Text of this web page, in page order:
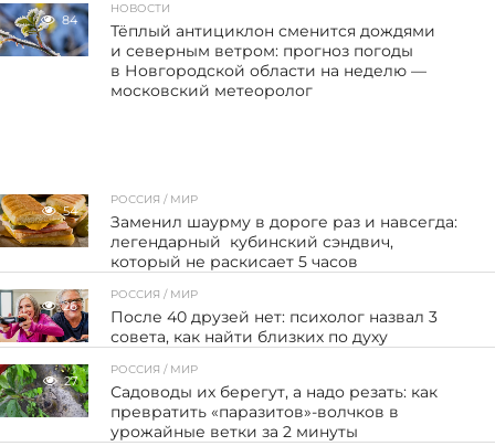
84
НОВОСТИ
Тёплый антициклон сменится дождями
и северным ветром: прогноз погоды
в Новгородской области на неделю —
московский метеоролог
54
РОССИЯ / МИР
Заменил шаурму в дороге раз и навсегда:
легендарный кубинский сэндвич,
который не раскисает 5 часов
26
РОССИЯ / МИР
После 40 друзей нет: психолог назвал 3
совета, как найти близких по духу
27
РОССИЯ / МИР
Садоводы их берегут, а надо резать: как
превратить «паразитов»-волчков в
урожайные ветки за 2 минуты